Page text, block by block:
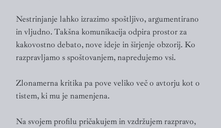
Nestrinjanje lahko izrazimo spoštljivo, argumentirano
in vljudno. Takšna komunikacija odpira prostor za
kakovostno debato, nove ideje in širjenje obzorij. Ko
razpravljamo s spoštovanjem, napredujemo vsi.
Zlonamerna kritika pa pove veliko več o avtorju kot o
tistem, ki mu je namenjena.
Na svojem profilu pričakujem in vzdržujem razpravo,